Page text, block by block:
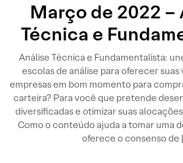
Março de 2022 –
Técnica e
Análise Técnica e Fundamentalista:
escolas de análise para oferecer suas
empresas em bom momento para
carteira? Para você que pretende
diversificadas e otimizar suas
Como o conteúdo ajuda a tomar uma
oferece o consenso de